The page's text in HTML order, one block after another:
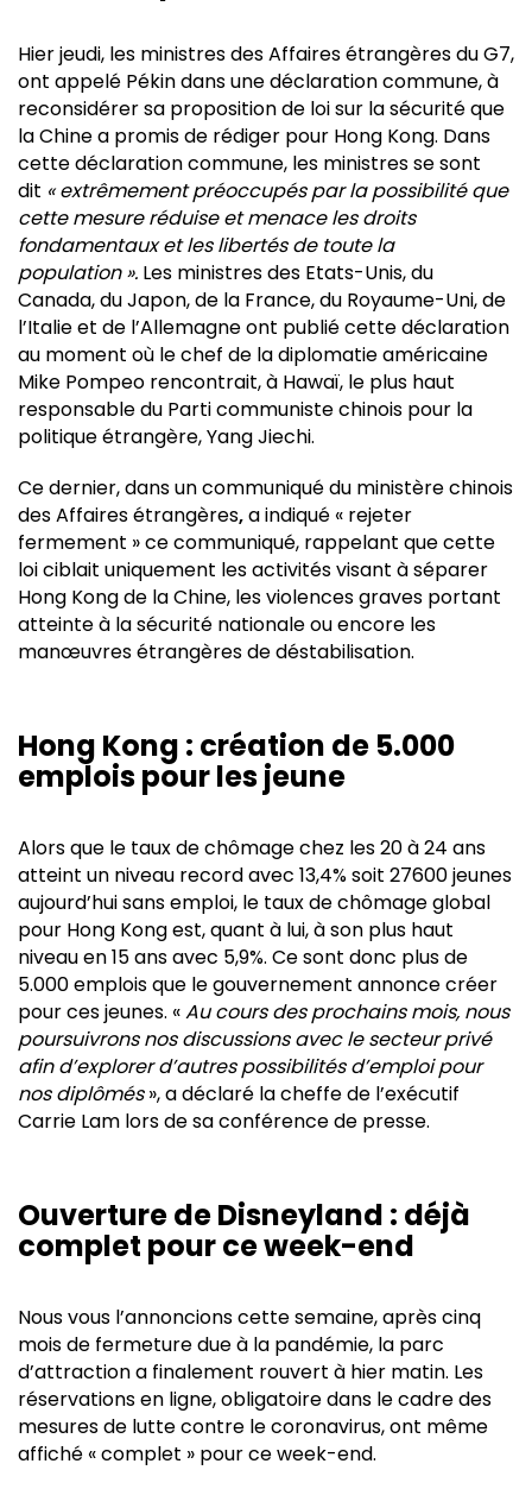
Hier jeudi, les ministres des Affaires étrangères du G7,
ont appelé Pékin dans une déclaration commune, à
reconsidérer sa proposition de loi sur la sécurité que
la Chine a promis de rédiger pour Hong Kong. Dans
cette déclaration commune, les ministres se sont
dit « extrêmement préoccupés par la possibilité que
cette mesure réduise et menace les droits
fondamentaux et les libertés de toute la
population ». Les ministres des Etats-Unis, du
Canada, du Japon, de la France, du Royaume-Uni, de
l’Italie et de l’Allemagne ont publié cette déclaration
au moment où le chef de la diplomatie américaine
Mike Pompeo rencontrait, à Hawaï, le plus haut
responsable du Parti communiste chinois pour la
politique étrangère, Yang Jiechi.
Ce dernier, dans un communiqué du ministère chinois
des Affaires étrangères,a indiqué « rejeter
fermement » ce communiqué, rappelant que cette
loi ciblait uniquement les activités visant à séparer
Hong Kong de la Chine, les violences graves portant
atteinte à la sécurité nationale ou encore les
manœuvres étrangères de déstabilisation.
Hong Kong : création de 5.000
emplois pour les jeune
Alors que le taux de chômage chez les 20 à 24 ans
atteint un niveau record avec 13,4% soit 27600 jeunes
aujourd’hui sans emploi, le taux de chômage global
pour Hong Kong est, quant à lui, à son plus haut
niveau en 15 ans avec 5,9%. Ce sont donc plus de
5.000 emplois que le gouvernement annonce créer
pour ces jeunes. «Au cours des prochains mois, nous
poursuivrons nos discussions avec le secteur privé
afin d’explorer d’autres possibilités d’emploi pour
nos diplômés», a déclaré la cheffe de l’exécutif
Carrie Lam lors de sa conférence de presse.
Ouverture de Disneyland : déjà
complet pour ce week-end
Nous vous l’annoncions cette semaine, après cinq
mois de fermeture due à la pandémie, la parc
d’attraction a finalement rouvert à hier matin. Les
réservations en ligne, obligatoire dans le cadre des
mesures de lutte contre le coronavirus, ont même
affiché « complet » pour ce week-end.